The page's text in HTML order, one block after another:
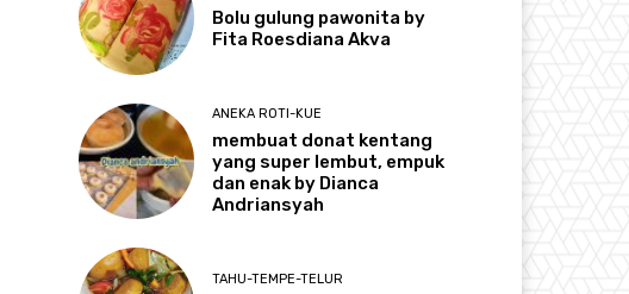
Bolu gulung pawonita by
Fita Roesdiana Akva
ANEKA ROTI-KUE
membuat donat kentang
yang super lembut, empuk
dan enak by Dianca
Andriansyah
TAHU-TEMPE-TELUR